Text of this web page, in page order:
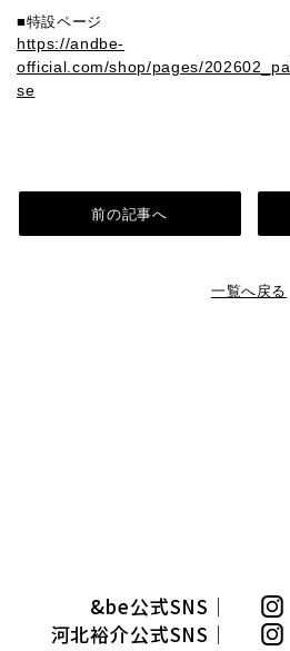
■特設ページ
https://andbe-
official.com/shop/pages/
se
前の記事へ
一覧へ戻る
&be公式SNS｜
河北裕介公式SNS｜